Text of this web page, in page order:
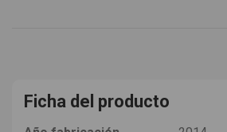
Ficha del producto